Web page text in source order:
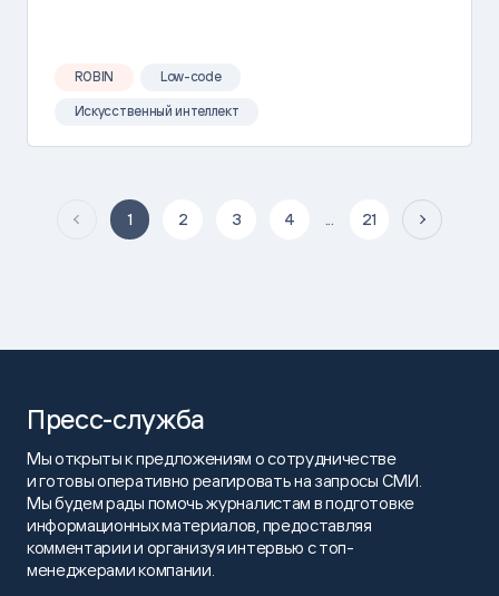
ROBIN Low-code
Искусственный интеллект
1 2 3 4 ... 21
Пресс-служба
Мы открыты к предложениям о сотрудничестве
и готовы оперативно реагировать на запросы СМИ.
Мы будем рады помочь журналистам в подготовке
информационных материалов, предоставляя
комментарии и организуя интервью с топ-
менеджерами компании.